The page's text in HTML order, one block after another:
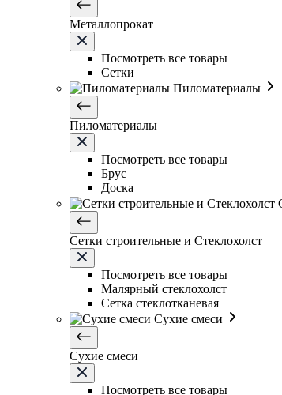
Металлопрокат
Посмотреть все товары
Сетки
Пиломатериалы
Пиломатериалы
Посмотреть все товары
Брус
Доска
Сетки строительные и Стеклохолст
Посмотреть все товары
Малярный стеклохолст
Сетка стеклотканевая
Сухие смеси
Сухие смеси
Посмотреть все товары